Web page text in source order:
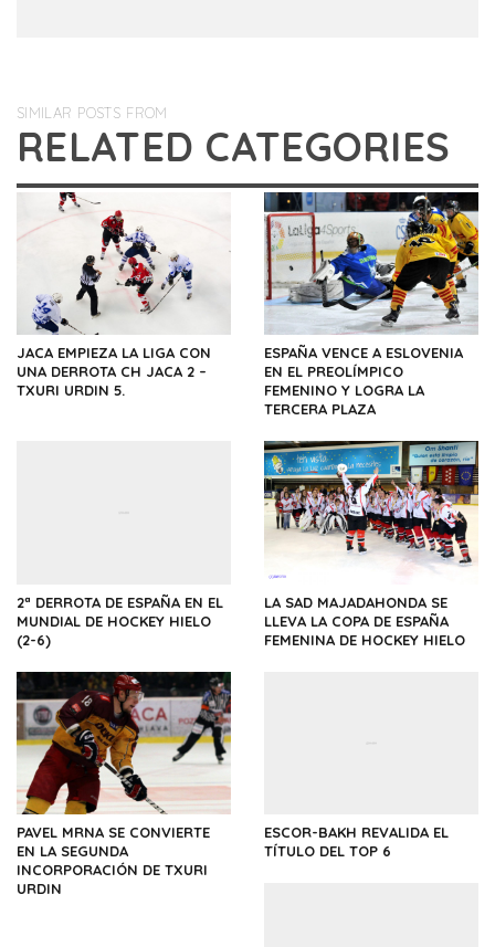
SIMILAR POSTS FROM
RELATED CATEGORIES
JACA EMPIEZA LA LIGA CON
UNA DERROTA CH JACA 2 –
TXURI URDIN 5.
ESPAÑA VENCE A ESLOVENIA
EN EL PREOLÍMPICO
FEMENINO Y LOGRA LA
TERCERA PLAZA
2ª DERROTA DE ESPAÑA EN EL
MUNDIAL DE HOCKEY HIELO
(2-6)
LA SAD MAJADAHONDA SE
LLEVA LA COPA DE ESPAÑA
FEMENINA DE HOCKEY HIELO
PAVEL MRNA SE CONVIERTE
EN LA SEGUNDA
INCORPORACIÓN DE TXURI
URDIN
ESCOR-BAKH REVALIDA EL
TÍTULO DEL TOP 6